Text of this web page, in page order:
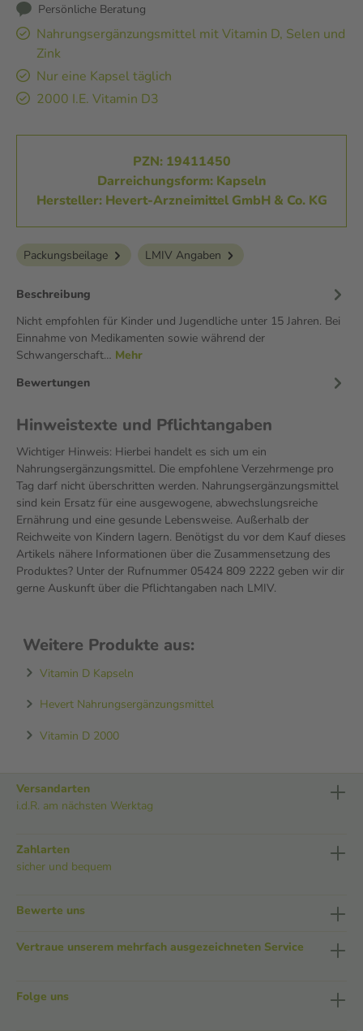
Persönliche Beratung
Nahrungsergänzungsmittel mit Vitamin D, Selen und
Zink
Nur eine Kapsel täglich
2000 I.E. Vitamin D3
PZN: 19411450
Darreichungsform: Kapseln
Hersteller: Hevert-Arzneimittel GmbH & Co. KG
Packungsbeilage LMIV Angaben
Beschreibung
Nicht empfohlen für Kinder und Jugendliche unter 15 Jahren. Bei
Einnahme von Medikamenten sowie während der
Schwangerschaft… Mehr
Bewertungen
Hinweistexte und Pflichtangaben
Wichtiger Hinweis: Hierbei handelt es sich um ein
Nahrungsergänzungsmittel. Die empfohlene Verzehrmenge pro
Tag darf nicht überschritten werden. Nahrungsergänzungsmittel
sind kein Ersatz für eine ausgewogene, abwechslungsreiche
Ernährung und eine gesunde Lebensweise. Außerhalb der
Reichweite von Kindern lagern. Benötigst du vor dem Kauf dieses
Artikels nähere Informationen über die Zusammensetzung des
Produktes? Unter der Rufnummer 05424 809 2222 geben wir dir
gerne Auskunft über die Pflichtangaben nach LMIV.
Weitere Produkte aus:
Vitamin D Kapseln
Hevert Nahrungsergänzungsmittel
Vitamin D 2000
Versandarten
i.d.R. am nächsten Werktag
Zahlarten
sicher und bequem
Bewerte uns
Vertraue unserem mehrfach ausgezeichneten Service
Folge uns